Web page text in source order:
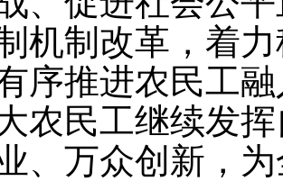
机制改革，着
序推进农民工
农民工继续发
、万众创新，